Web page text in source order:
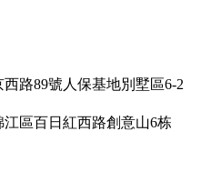
路89號人保基地別墅區6-2
區百日紅西路創意山6栋